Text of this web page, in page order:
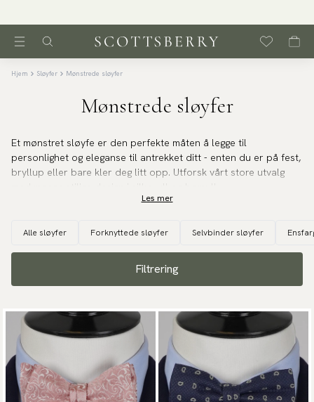
Hjem Sløyfer Mønstrede sløyfer
Mønstrede sløyfer
Et mønstret sløyfe er den perfekte måten å legge til
personlighet og eleganse til antrekket ditt - enten du er på fest,
bryllup eller bare kler deg litt opp. Utforsk vårt store utvalg
Les mer
Alle sløyfer Forknyttede sløyfer Selvbinder sløyfer
Filtrering